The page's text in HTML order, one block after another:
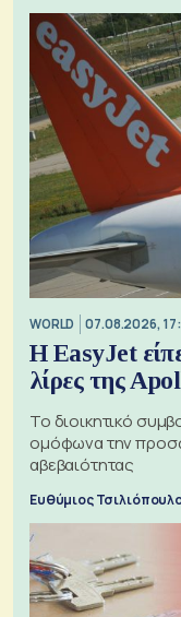
WORLD 07.08.2026,
Η EasyJet
λίρες της
Το διοικητικό
ομόφωνα την
αβεβαιότητας
Ευθύμιος